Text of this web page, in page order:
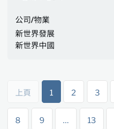
公司/物業
新世界發展
新世界中國
上頁 1 2 3
8 9 … 13